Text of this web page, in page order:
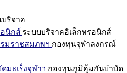
บริจาค
อนิกส์ ระบบบริจาคอิเล็กทรอนิกส์
มราชสมภพฯ กองทุนจุฬาลงกรณ์
มะเร็งจุฬาฯ กองทุนภูมิคุ้มกันบำบัด